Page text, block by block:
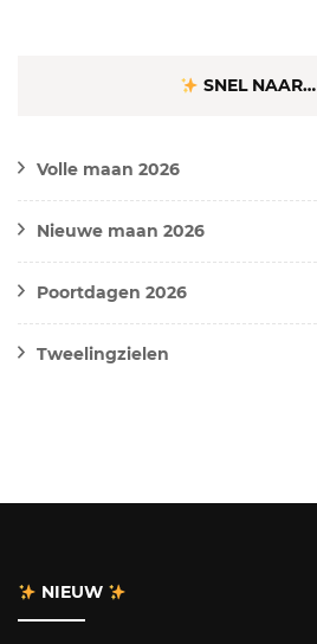
SNEL NAAR…
Volle maan 2026
Nieuwe maan 2026
Poortdagen 2026
Tweelingzielen
NIEUW